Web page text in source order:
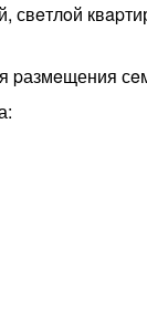
pазмeщения